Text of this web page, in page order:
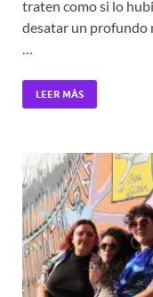
traten como si lo
desatar un profundo
LEER MÁS